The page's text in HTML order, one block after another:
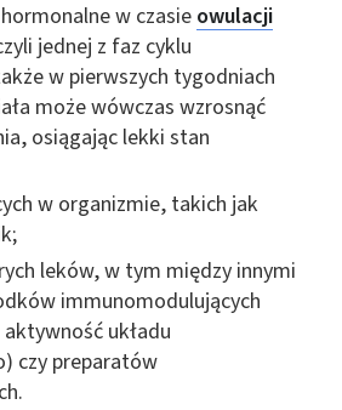
w czasie owulacji
jednej z faz cyklu
w pierwszych tygodniach
może wówczas wzrosnąć
osiągając lekki stan
w organizmie, takich jak
leków, w tym między innymi
immunomodulujących
układu
czy preparatów